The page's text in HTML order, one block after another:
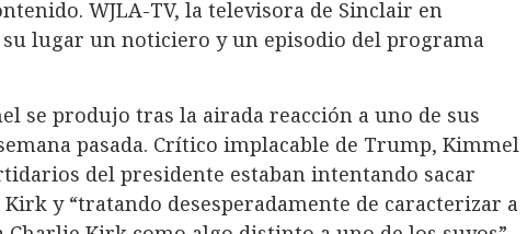
WJLA-TV, la televisora de Sinclair en
lugar un noticiero y un episodio del programa
se produjo tras la airada reacción a uno de sus
pasada. Crítico implacable de Trump, Kimmel
del presidente estaban intentando sacar
y “tratando desesperadamente de caracterizar a